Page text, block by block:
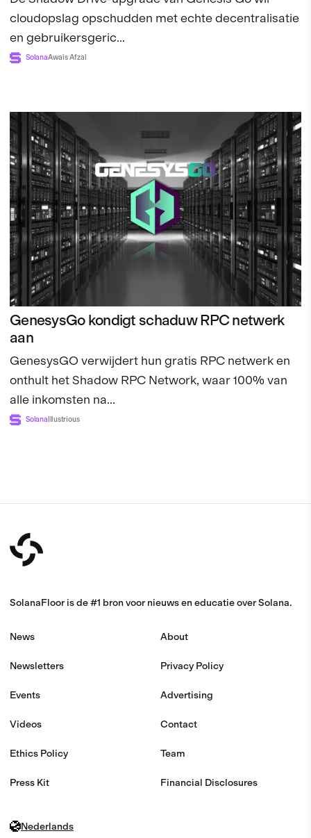
cloudopslag opschudden met echte decentralisatie
en gebruikersgeric...
SolanaAwais Afzal
GenesysGo kondigt schaduw RPC netwerk
aan
GenesysGO verwijdert hun gratis RPC netwerk en
onthult het Shadow RPC Network, waar 100% van
alle inkomsten na...
SolanaIllustrious
SolanaFloor is de #1 bron voor nieuws en educatie over Solana.
News
Newsletters
Events
Videos
Ethics Policy
Press Kit
About
Privacy Policy
Advertising
Contact
Team
Financial Disclosures
Nederlands